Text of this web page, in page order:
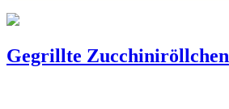
Gegrillte Zucchiniröllchen